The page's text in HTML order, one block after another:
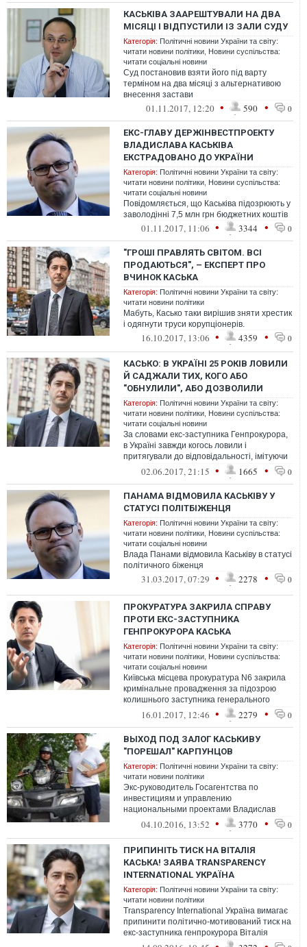
КАСЬКІВА ЗААРЕШТУВАЛИ НА ДВА
МІСЯЦІ І ВІДПУСТИЛИ ІЗ ЗАЛИ СУДУ
Категорія: Політичні новини України та світу:
читати новини політики Новини суспільства:
читати соціальні новини
Суд постановив взяти його під варту
терміном на два місяці з альтернативою
внесення застави
01.11.2017, 12:20 • 590 • 0
ЕКС-ГЛАВУ ДЕРЖІНВЕСТПРОЕКТУ
ВЛАДИСЛАВА КАСЬКІВА
ЕКСТРАДОВАНО ДО УКРАЇНИ
Категорія: Політичні новини України та світу:
читати новини політики Новини суспільства:
читати соціальні новини
Повідомляється, що Каськіва підозрюють у
заволодінні 7,5 млн грн бюджетних коштів
01.11.2017, 11:06 • 3344 • 0
"ГРОШІ ПРАВЛЯТЬ СВІТОМ. ВСІ
ПРОДАЮТЬСЯ", – ЕКСПЕРТ ПРО
ВЧИНОК КАСЬКА
Категорія: Політичні новини України та світу:
читати новини політики
Мабуть, Касько таки вирішив зняти хрестик
і одягнути труси корупціонерів.
16.10.2017, 13:06 • 4359 • 0
КАСЬКО: В УКРАЇНІ 25 РОКІВ ЛОВИЛИ
Й САДЖАЛИ ТИХ, КОГО АБО
"ОБНУЛИЛИ", АБО ДОЗВОЛИЛИ
Категорія: Політичні новини України та світу:
читати новини політики Новини суспільства:
читати соціальні новини
За словами екс-заступника Генпрокурора,
в Україні завжди когось ловили і
притягували до відповідальності, імітуючи
таким чином боротьбу з корупцією.
02.06.2017, 21:15 • 1665 • 0
ПАНАМА ВІДМОВИЛА КАСЬКІВУ У
СТАТУСІ ПОЛІТБІЖЕНЦЯ
Категорія: Політичні новини України та світу:
читати новини політики Новини суспільства:
читати соціальні новини
Влада Панами відмовила Каськіву в статусі
політичного біженця
31.03.2017, 07:29 • 2278 • 0
ПРОКУРАТУРА ЗАКРИЛА СПРАВУ
ПРОТИ ЕКС-ЗАСТУПНИКА
ГЕНПРОКУРОРА КАСЬКА
Категорія: Політичні новини України та світу:
читати новини політики Новини суспільства:
читати соціальні новини
Київська місцева прокуратура N6 закрила
кримінальне провадження за підозрою
колишнього заступника генерального
прокурора України Каська у вчиненні шах...
16.01.2017, 12:46 • 2279 • 0
ВЫХОД ПОД ЗАЛОГ КАСЬКИВУ
"ПОРЕШАЛ" КАРПУНЦОВ
Категорія: Політичні новини України та світу:
читати новини політики
Экс-руководитель Госагентства по
инвестициям и управлению
национальными проектами Владислав
Каськив вышел на свободу под залог в
размере $600 тысяч бл...
04.10.2016, 13:52 • 3770 • 0
ПРИПИНІТЬ ТИСК НА ВІТАЛІЯ
КАСЬКА! ЗАЯВА TRANSPARENCY
INTERNATIONAL УКРАЇНА
Категорія: Політичні новини України та світу:
читати новини політики
Transparency International Україна вимагає
припинити політично-мотивований тиск на
екс-заступника генпрокурора Віталія
Каська. Як стало відомо 13 вере...